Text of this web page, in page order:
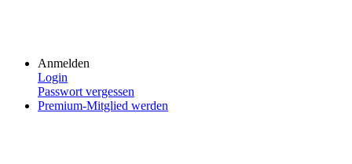
Anmelden
Login
Passwort vergessen
Premium-Mitglied werden